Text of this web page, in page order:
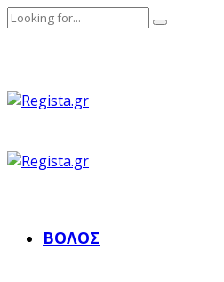
ΒΌΛΟΣ